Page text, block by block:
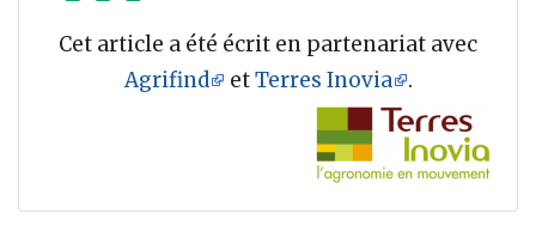
Cet article a été écrit en partenariat avec
Agrifind
etTerres Inovia .